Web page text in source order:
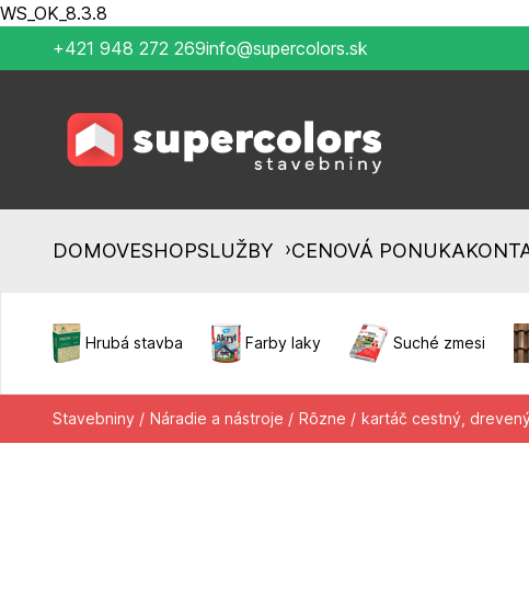
WS_OK_8.3.8
+421 948 272 269info@supercolors.sk
DOMOVESHOPSLUŽBY ›CENOVÁ PONUKA
Hrubá stavba Farby laky Suché zmesi
Stavebniny / Náradie a nástroje / Rôzne / kartáč cestný,